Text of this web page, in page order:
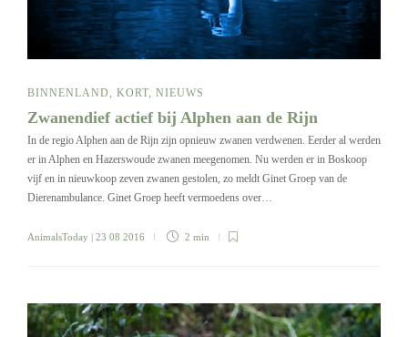
BINNENLAND, KORT, NIEUWS
Zwanendief actief bij Alphen aan de Rijn
In de regio Alphen aan de Rijn zijn opnieuw zwanen verdwenen. Eerder al werden
er in Alphen en Hazerswoude zwanen meegenomen. Nu werden er in Boskoop
vijf en in nieuwkoop zeven zwanen gestolen, zo meldt Ginet Groep van de
Dierenambulance. Ginet Groep heeft vermoedens over…
AnimalsToday | 23 08 2016 2 min